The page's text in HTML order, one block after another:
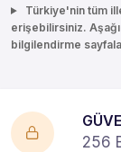
Türkiye'nin tüm
erişebilirsiniz.
bilgilendirme
256